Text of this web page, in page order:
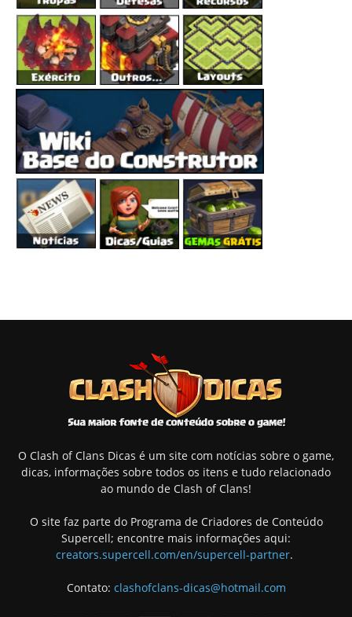
O Clash of Clans Dicas é um site com notícias sobre o game,
dicas, informações sobre todos os itens e tudo relacionado
ao mundo de Clash of Clans!
O site faz parte do Programa de Criadores de Conteúdo
Supercell; encontre mais informações aqui:
creators.supercell.com/en/supercell-partner.
Contato: clashofclans-dicas@hotmail.com